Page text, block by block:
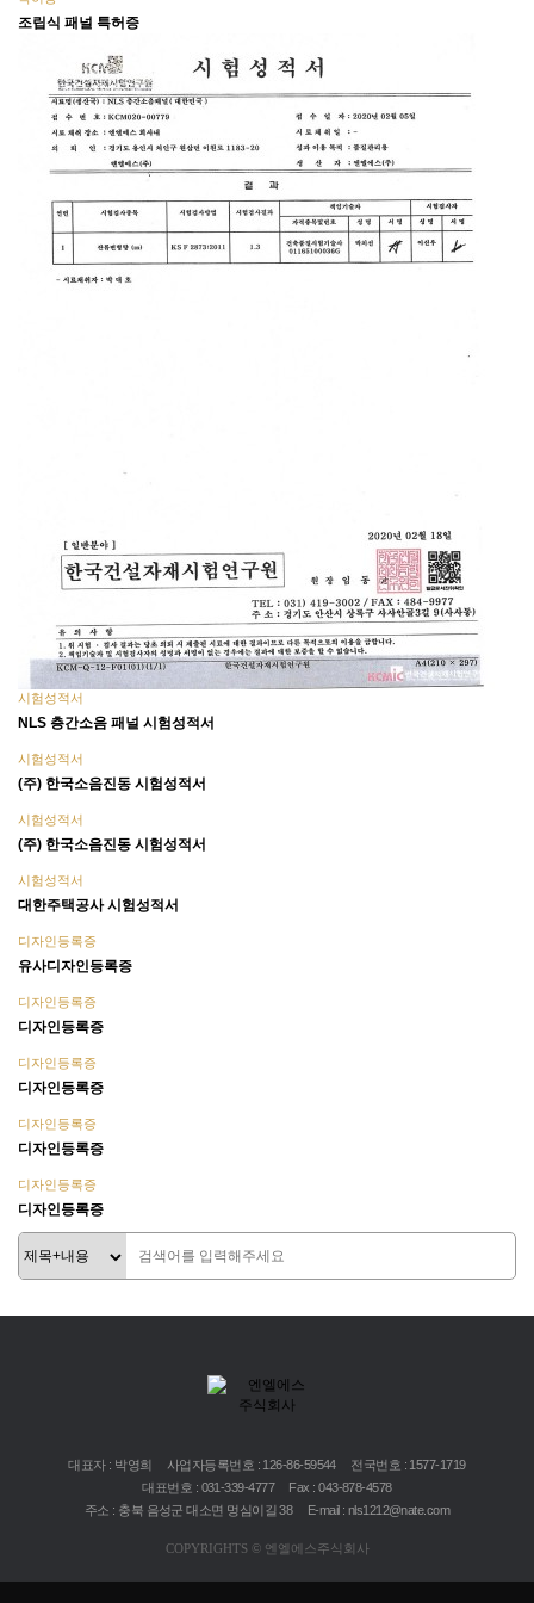
조립식 패널 특허증
시험성적서
NLS 층간소음 패널 시험성적서
시험성적서
(주) 한국소음진동 시험성적서
시험성적서
(주) 한국소음진동 시험성적서
시험성적서
대한주택공사 시험성적서
디자인등록증
유사디자인등록증
디자인등록증
디자인등록증
디자인등록증
디자인등록증
디자인등록증
디자인등록증
디자인등록증
디자인등록증
대표자 : 박영희 사업자등록번호 : 126-86-59544
전국번호 : 1577-1719
대표번호 : 031-339-4777
Fax : 043-878-4578
주소 : 충북 음성군 대소면 멍심이길 38
E-mail : nls1212@nate.com
COPYRIGHTS © 엔엘에스주식회사